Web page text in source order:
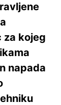
za kojeg
napada